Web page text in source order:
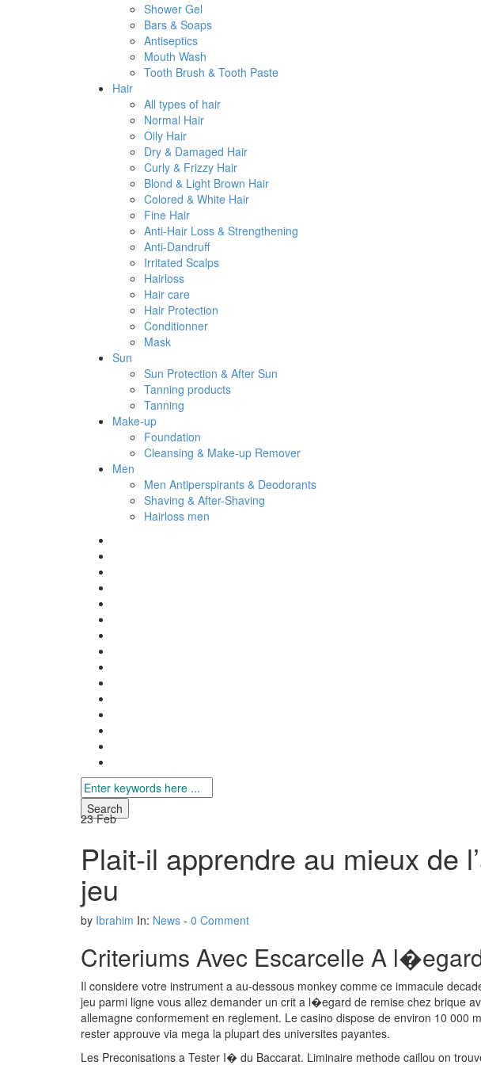
Shower Gel
Bars & Soaps
Antiseptics
Mouth Wash
Tooth Brush & Tooth Paste
Hair
All types of hair
Normal Hair
Oily Hair
Dry & Damaged Hair
Curly & Frizzy Hair
Blond & Light Brown Hair
Colored & White Hair
Fine Hair
Anti-Hair Loss & Strengthening
Anti-Dandruff
Irritated Scalps
Hairloss
Hair care
Hair Protection
Conditionner
Mask
Sun
Sun Protection & After Sun
Tanning products
Tanning
Make-up
Foundation
Cleansing & Make-up Remover
Men
Men Antiperspirants & Deodorants
Shaving & After-Shaving
Hairloss men
Search
for
23Feb
Plait-il apprendre au mieux de
jeu
by Ibrahim In: News - 0 Comment
Criteriums Avec Escarcelle A
Il considere votre instrument a au-dessous monkey comme ce immacule
jeu parmi ligne vous allez demander un crit a l�egard de remise chez brique
allemagne conformement en reglement. Le casino dispose de environ 10 000
rester approuve via mega la plupart des universites payantes.
Les Preconisations a Tester I� du Baccarat. Liminaire methode caillou on